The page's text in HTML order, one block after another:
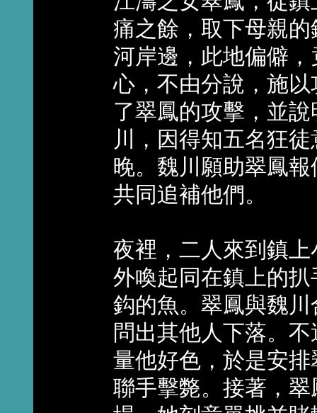
痛之餘，取下母親
河岸邊，此地偏僻
心，不由分說，施
了翠鳳的攻擊，並
川，因得知五名狂
晚。魏川願助翠鳳
共同追補他們。
夜裡，二人來到鎮
外喚起同在鎮上的
鈎的魚。翠鳳與魏
問出其他人下落。
量他好色，於是安
聯手擊斃。接著，